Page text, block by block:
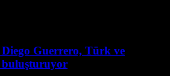
Diego Guerrero, Türk ve
buluşturuyor